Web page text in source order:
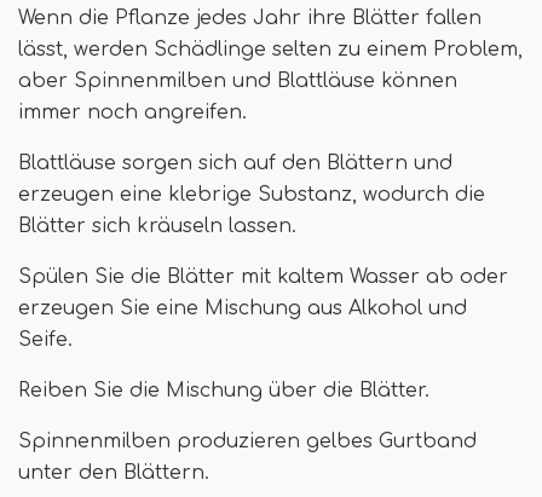
Wenn die Pflanze jedes Jahr ihre Blätter fallen
lässt, werden Schädlinge selten zu einem Problem,
aber Spinnenmilben und Blattläuse können
immer noch angreifen.
Blattläuse sorgen sich auf den Blättern und
erzeugen eine klebrige Substanz, wodurch die
Blätter sich kräuseln lassen.
Spülen Sie die Blätter mit kaltem Wasser ab oder
erzeugen Sie eine Mischung aus Alkohol und
Seife.
Reiben Sie die Mischung über die Blätter.
Spinnenmilben produzieren gelbes Gurtband
unter den Blättern.